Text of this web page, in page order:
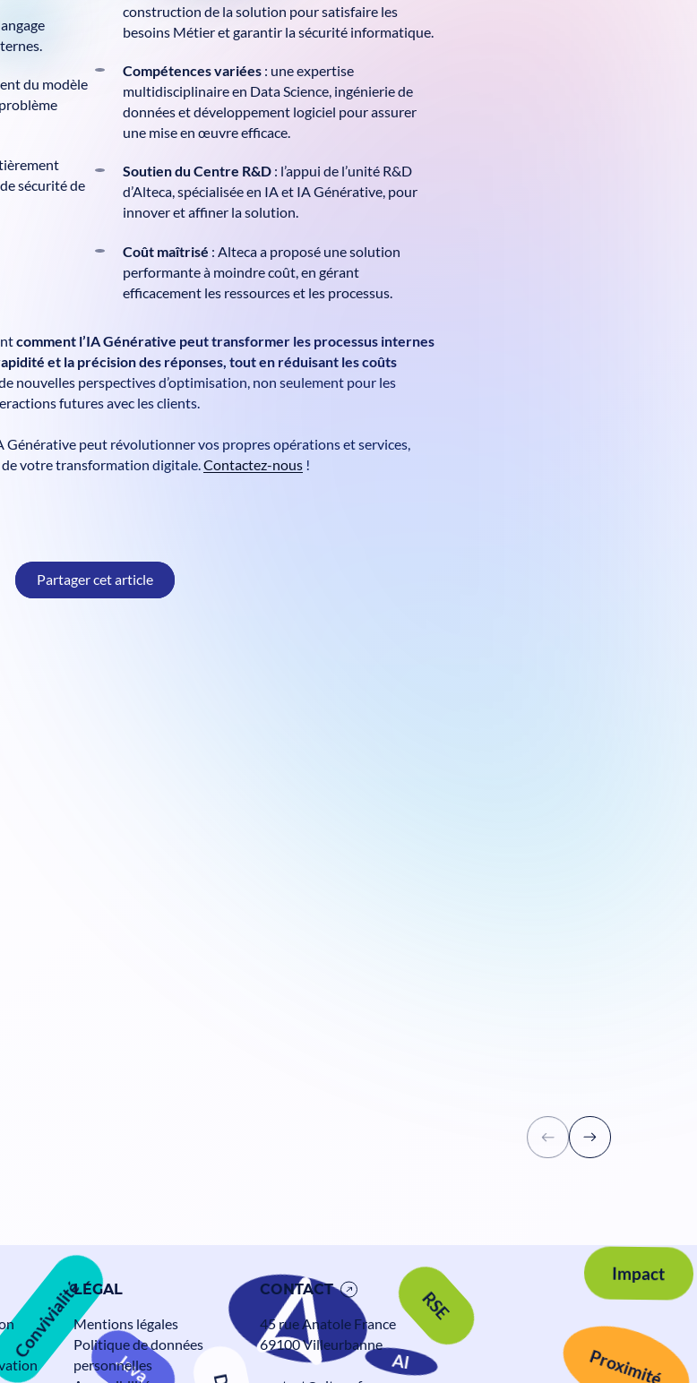
du modèle
sécurité de
construction de la solution pour satisfaire les
besoins Métier et garantir la sécurité informatique.
Compétences variées : une expertise
multidisciplinaire en Data Science, ingénierie de
données et développement logiciel pour assurer
une mise en œuvre efficace.
Soutien du Centre R&D : l’appui de l’unité R&D
d’Alteca, spécialisée en IA et IA Générative, pour
innover et affiner la solution.
Coût maîtrisé : Alteca a proposé une solution
performante à moindre coût, en gérant
efficacement les ressources et les processus.
comment l’IA Générative peut transformer les processus internes
et la précision des réponses, tout en réduisant les coûts
nouvelles perspectives d’optimisation, non seulement pour les
futures avec les clients.
Générative peut révolutionner vos propres opérations et services,
de votre transformation digitale.Contactez-nous !
Partager cet article
AI
RSE
Convivialité
Impact
LÉGAL
Mentions légales
Politique de données
personnelles
CONTACT
45 rue Anatole France
69100 Villeurbanne